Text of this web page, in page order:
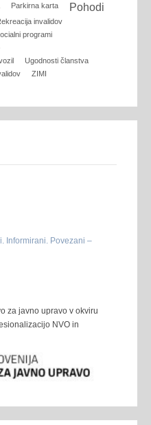
Parkirna karta Pohodi
invalidov
programi
Ugodnosti članstva
ZIMI
Informirani. Povezani –
za javno upravo v okviru
NVO in